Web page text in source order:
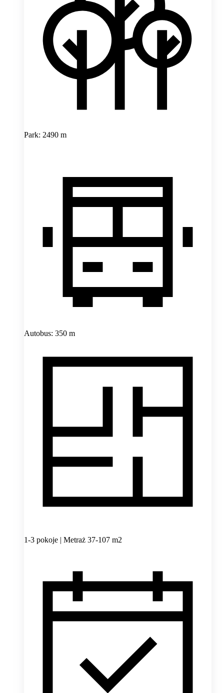
Park: 2490 m
Autobus: 350 m
1-3 pokoje | Metraż 37-107 m2